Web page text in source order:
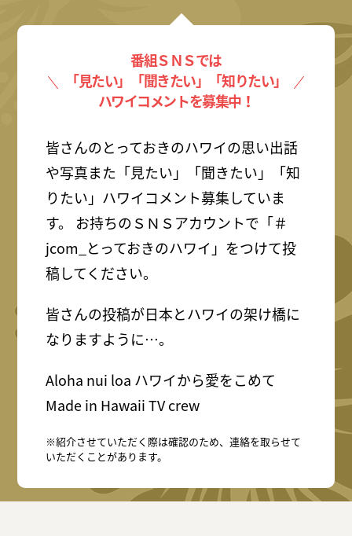
番組ＳＮＳでは
「見たい」「聞きたい」「知りたい」
ハワイコメントを募集中！
皆さんのとっておきのハワイの思い出話
や写真また「見たい」「聞きたい」「知
りたい」ハワイコメント募集していま
す。 お持ちのＳＮＳアカウントで「＃
jcom_とっておきのハワイ」をつけて投
稿してください。
皆さんの投稿が日本とハワイの架け橋に
なりますように…。
Aloha nui loa ハワイから愛をこめて
Made in Hawaii TV crew
※紹介させていただく際は確認のため、連絡を取らせて
いただくことがあります。